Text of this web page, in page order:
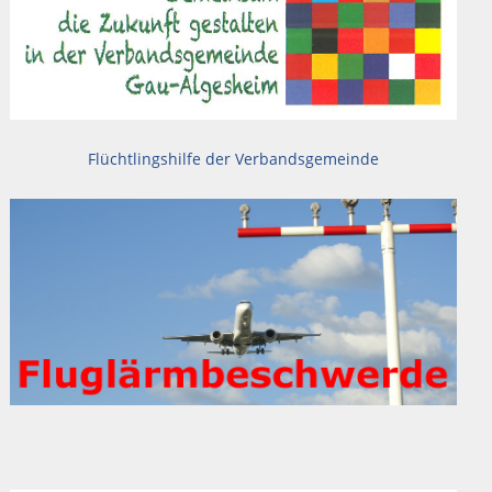
Flüchtlingshilfe der Verbandsgemeinde